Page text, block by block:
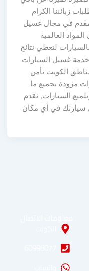
زبائننا الكرام
في مجال غسيل
العالمية
لتعطي نتائج
خدمة غسيل السيارات
الكويت تأمن
مزودة بجميع ما
السيارات, نقدم
سيارتك في أي مكان